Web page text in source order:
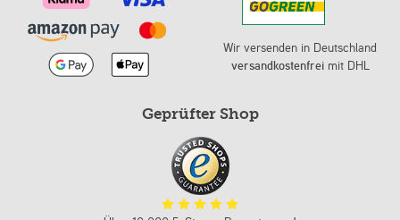
Wir versenden in Deutschland
versandkostenfreimit DHL
Geprüfter Shop